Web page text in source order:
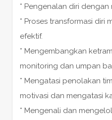
* Pengenalan diri dengan
* Proses transformasi diri
efektif.
* Mengembangkan
monitoring dan umpan
* Mengatasi penolakan
motivasi dan mengatasi
* Mengenali dan